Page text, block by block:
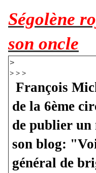
Ségolène
son oncle
>
> > >
François
de la 6ème
de publier
son blog:
général de